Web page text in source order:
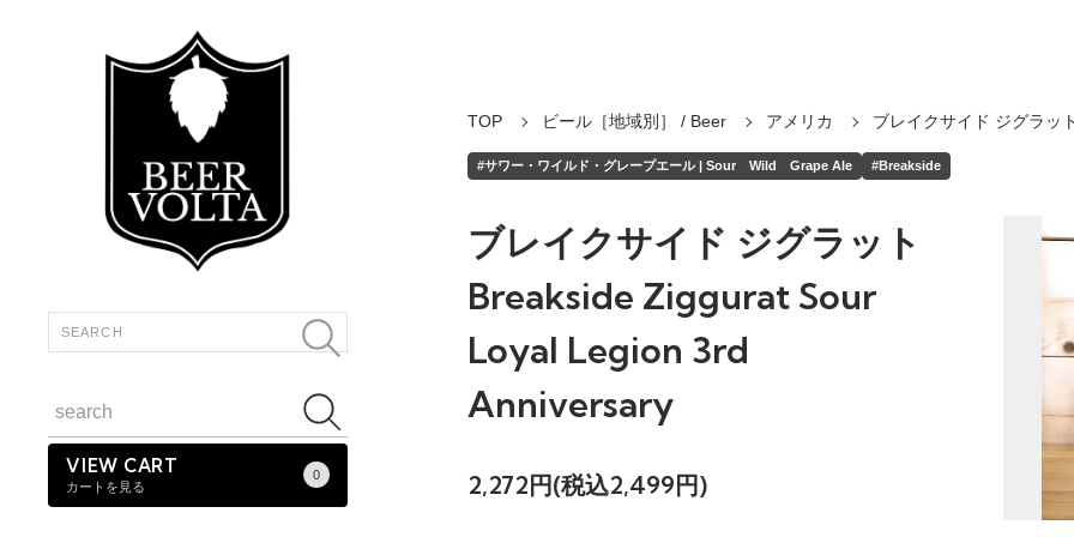
VIEW CART
カートを見る
0
TOP ビール［地域別］ / Beer アメリカ ブレイクサイド ジグラッ
#サワー・ワイルド・グレープエール | Sour Wild Grape Ale #Breakside
ブレイクサイド ジグラット
Breakside Ziggurat Sour
Loyal Legion 3rd
Anniversary
2,272円(税込2,499円)